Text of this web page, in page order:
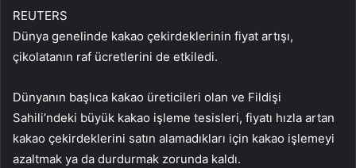
REUTERS
Dünya genelinde kakao çekirdeklerinin fiyat artışı,
çikolatanın raf ücretlerini de etkiledi.
Dünyanın başlıca kakao üreticileri olan ve Fildişi
Sahili’ndeki büyük kakao işleme tesisleri, fiyatı hızla artan
kakao çekirdeklerini satın alamadıkları için kakao işlemeyi
azaltmak ya da durdurmak zorunda kaldı.